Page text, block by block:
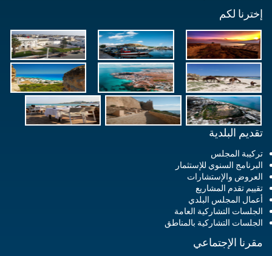
إخترنا لكم
تقديم البلدية
تركيبة المجلس
البرنامج السنوي للإستثمار
العروض والإستشارات
تقييم تقدم المشاريع
أعمال المجلس البلدي
الجلسات التشاركية العامة
الجلسات التشاركية بالمناطق
مقرنا الإجتماعي